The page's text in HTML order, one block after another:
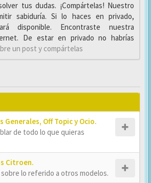
tus dudas. ¡Compártelas! Nuestro
sabiduría. Si lo haces en privado,
disponible. Encontraste nuestra
De estar en privado no habrías
un post y compártelas
Generales, Off Topic y Ocio.
de todo lo que quieras
Citroen.
lo referido a otros modelos.